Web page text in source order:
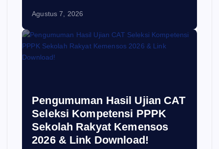
Agustus 7, 2026
Pengumuman Hasil Ujian CAT
Seleksi Kompetensi PPPK
Sekolah Rakyat Kemensos
2026 & Link Download!